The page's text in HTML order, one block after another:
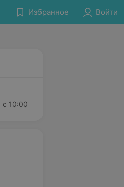
Избранное Войти
с 10:00